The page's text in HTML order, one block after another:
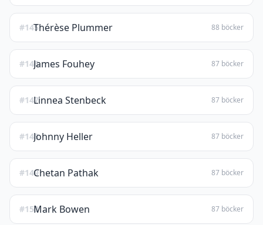
#145Thérèse Plummer 88 böcker
#146James Fouhey 87 böcker
#147Linnea Stenbeck 87 böcker
#148Johnny Heller 87 böcker
#149Chetan Pathak 87 böcker
#150Mark Bowen 87 böcker